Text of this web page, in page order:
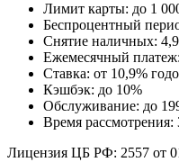
Лимит карты: до 1
Беспроцентный
Снятие наличных:
Ежемесячный
Ставка: от 10,9%
Кэшбэк: до 10%
Обслуживание: до
Время рассмотрения:
Лицензия ЦБ РФ: 2557 от